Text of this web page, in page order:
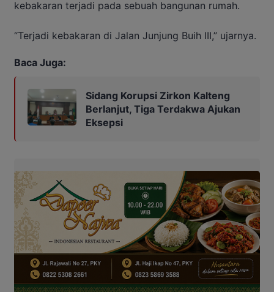
kebakaran terjadi pada sebuah bangunan rumah.
“Terjadi kebakaran di Jalan Junjung Buih III,” ujarnya.
Baca Juga:
Sidang Korupsi Zirkon Kalteng
Berlanjut, Tiga Terdakwa Ajukan
Eksepsi